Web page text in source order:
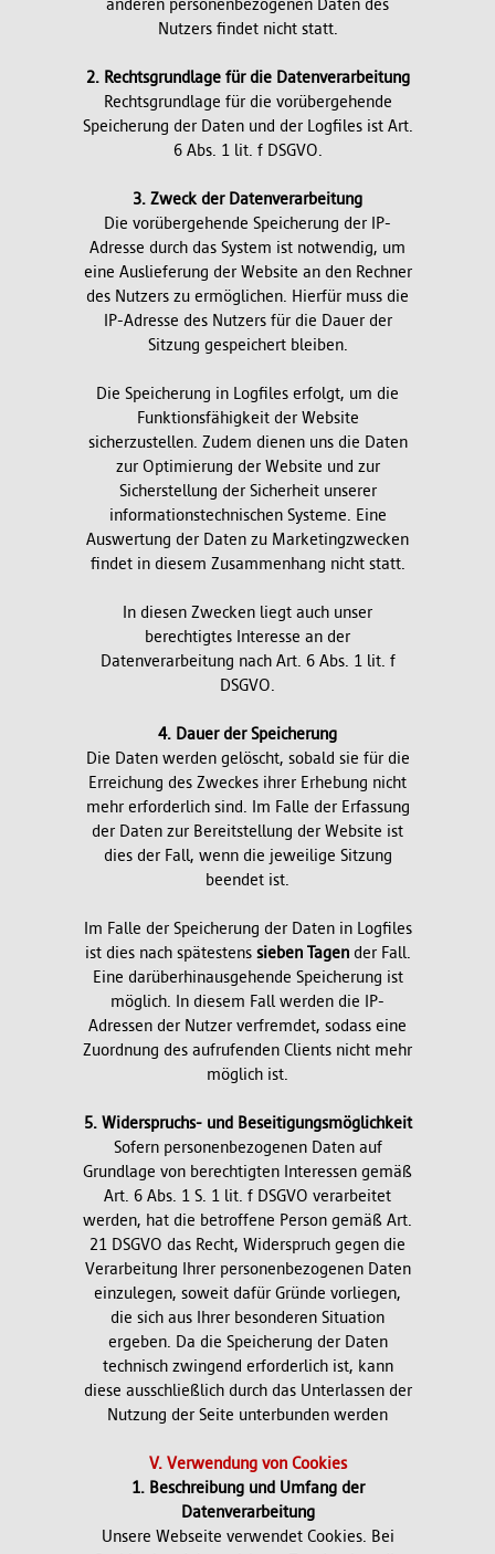
anderen personenbezogenen Daten des
Nutzers findet nicht statt.
2. Rechtsgrundlage für die Datenverarbeitung
Rechtsgrundlage für die vorübergehende
Speicherung der Daten und der Logfiles ist Art.
6 Abs. 1 lit. f DSGVO.
3. Zweck der Datenverarbeitung
Die vorübergehende Speicherung der IP-
Adresse durch das System ist notwendig, um
eine Auslieferung der Website an den Rechner
des Nutzers zu ermöglichen. Hierfür muss die
IP-Adresse des Nutzers für die Dauer der
Sitzung gespeichert bleiben.
Die Speicherung in Logfiles erfolgt, um die
Funktionsfähigkeit der Website
sicherzustellen. Zudem dienen uns die Daten
zur Optimierung der Website und zur
Sicherstellung der Sicherheit unserer
informationstechnischen Systeme. Eine
Auswertung der Daten zu Marketingzwecken
findet in diesem Zusammenhang nicht statt.
In diesen Zwecken liegt auch unser
berechtigtes Interesse an der
Datenverarbeitung nach Art. 6 Abs. 1 lit. f
DSGVO.
4. Dauer der Speicherung
Die Daten werden gelöscht, sobald sie für die
Erreichung des Zweckes ihrer Erhebung nicht
mehr erforderlich sind. Im Falle der Erfassung
der Daten zur Bereitstellung der Website ist
dies der Fall, wenn die jeweilige Sitzung
beendet ist.
Im Falle der Speicherung der Daten in Logfiles
ist dies nach spätestens sieben Tagender Fall.
Eine darüberhinausgehende Speicherung ist
möglich. In diesem Fall werden die IP-
Adressen der Nutzer verfremdet, sodass eine
Zuordnung des aufrufenden Clients nicht mehr
möglich ist.
5. Widerspruchs- und Beseitigungsmöglichkeit
Sofern personenbezogenen Daten auf
Grundlage von berechtigten Interessen gemäß
Art. 6 Abs. 1 S. 1 lit. f DSGVO verarbeitet
werden, hat die betroffene Person gemäß Art.
21 DSGVO das Recht, Widerspruch gegen die
Verarbeitung Ihrer personenbezogenen Daten
einzulegen, soweit dafür Gründe vorliegen,
die sich aus Ihrer besonderen Situation
ergeben. Da die Speicherung der Daten
technisch zwingend erforderlich ist, kann
diese ausschließlich durch das Unterlassen der
Nutzung der Seite unterbunden werden
V. Verwendung von Cookies
1. Beschreibung und Umfang der
Datenverarbeitung
Unsere Webseite verwendet Cookies. Bei